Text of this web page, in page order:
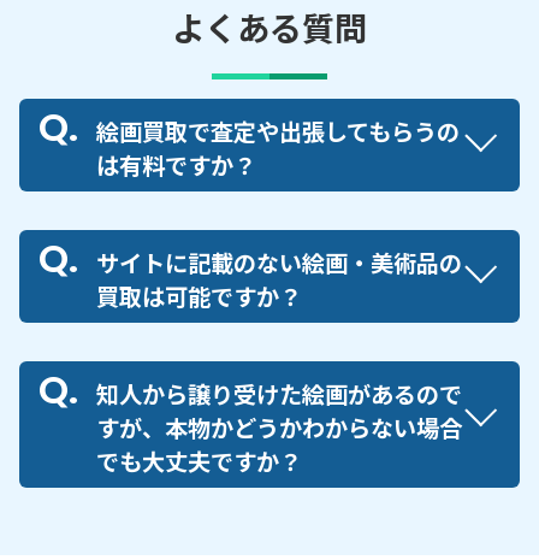
よくある質問
絵画買取で査定や出張してもらうの
は有料ですか？
サイトに記載のない絵画・美術品の
買取は可能ですか？
知人から譲り受けた絵画があるので
すが、本物かどうかわからない場合
でも大丈夫ですか？